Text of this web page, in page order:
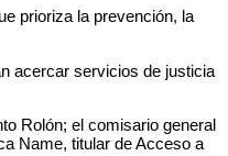
prioriza la prevención, la
acercar servicios de justicia
Rolón; el comisario general
Name, titular de Acceso a